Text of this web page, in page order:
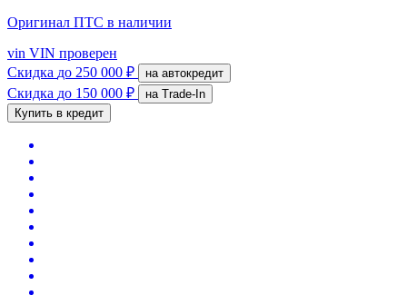
Оригинал ПТС в наличии
vin VIN проверен
Скидка до 250 000 ₽ на автокредит
Скидка до 150 000 ₽
на Trade-In
Купить в кредит